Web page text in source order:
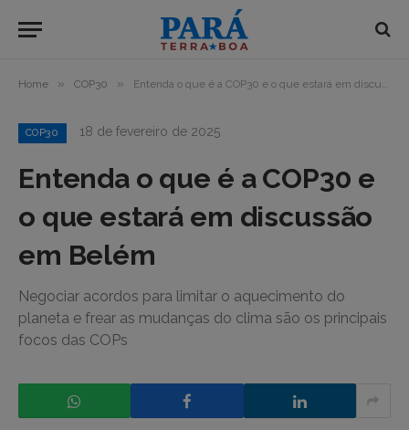
Home » COP30 » Entenda o que é a COP30 e o que estará em discussão em Belém
COP30 18 de fevereiro de 2025
Entenda o que é a COP30 e
o que estará em discussão
em Belém
Negociar acordos para limitar o aquecimento do
planeta e frear as mudanças do clima são os principais
focos das COPs